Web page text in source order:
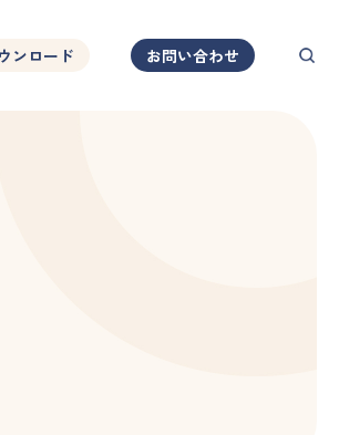
ンロード お問い合わせ